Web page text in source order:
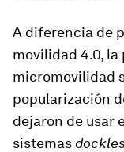
A diferencia de
movilidad 4.0, la
micromovilidad
popularización
dejaron de usar
sistemas